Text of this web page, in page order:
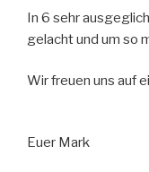
In 6 sehr
gelacht und um so
Wir freuen uns auf
Euer Mark